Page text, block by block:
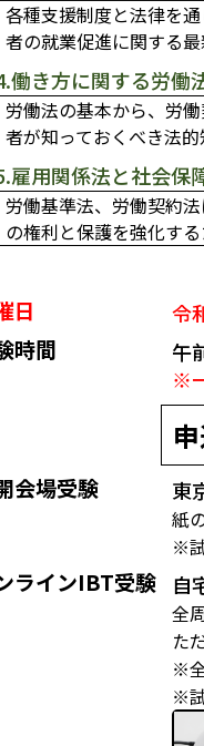
各種支援制度と法律を
者の就業促進に関する
働き方に関する労働
労働法の基本から、労
者が知っておくべき法
雇用関係法と社会保
労働基準法、労働契約
の権利と保護を強化す
日 令
時間
午
※
会場受験 東
紙
※
ラインIBT受験 自
全
た
※
※